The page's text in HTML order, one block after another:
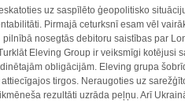
uz saspīlēto ģeopolitisko
Pirmajā ceturksnī esam vēl
nosegtās debitoru saistības par
Eleving Group ir veiksmīgi kotējusi
obligācijām. Eleving grupa
tirgos. Neraugoties uz
rezultāti uzrāda peļņu. Arī